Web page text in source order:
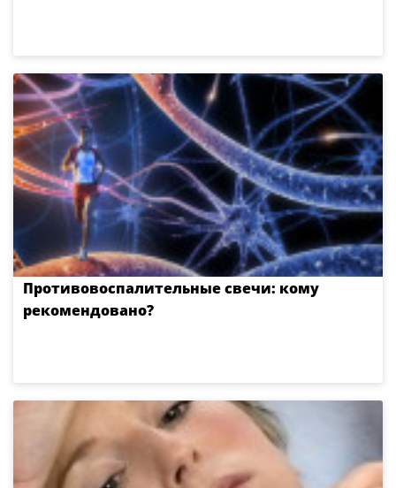
Противовоспалительные свечи: кому
рекомендовано?